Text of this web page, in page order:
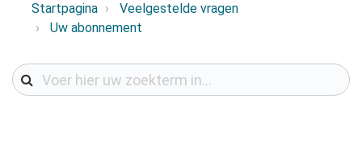
Startpagina
Veelgestelde vragen
Uw abonnement